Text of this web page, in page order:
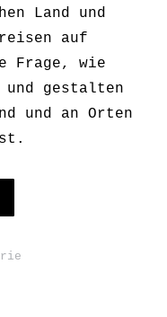
Land und
auf
Frage, wie
und gestalten
und an Orten